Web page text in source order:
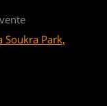
Soukra Park,